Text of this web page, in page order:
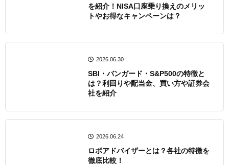
を紹介！NISA口座乗り換えのメリッ
トやお得なキャンペーンは？
2026.06.30
SBI・バンガード・S&P500の特徴と
は？利回りや配当金、買い方や証券会
社を紹介
2026.06.24
ロボアドバイザーとは？各社の特徴を
徹底比較！